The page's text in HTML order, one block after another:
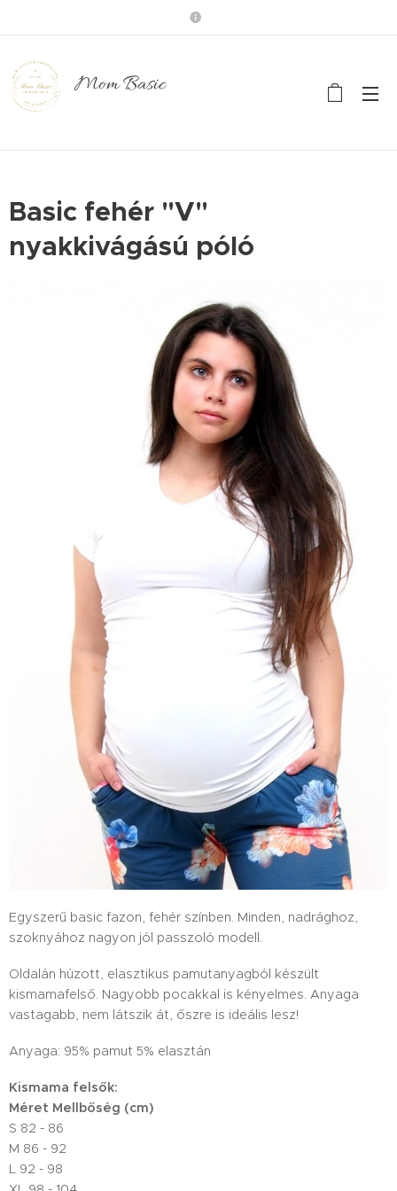
Mom Basic
Basic fehér "V"
nyakkivágású póló
Egyszerű basic fazon, fehér színben. Minden, nadrághoz,
szoknyához nagyon jól passzoló modell.
Oldalán húzott, elasztikus pamutanyagból készült
kismamafelső. Nagyobb pocakkal is kényelmes. Anyaga
vastagabb, nem látszik át, őszre is ideális lesz!
Anyaga: 95% pamut 5% elasztán
Kismama felsők:
Méret Mellbőség (cm)
S 82 - 86
M 86 - 92
L 92 - 98